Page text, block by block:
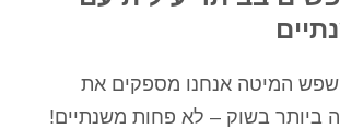
המיטה אנחנו מספקים את
ביותר בשוק – לא פחות משנתיים!